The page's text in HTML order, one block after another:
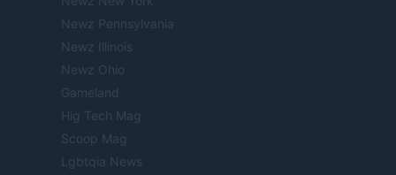
Newz Pennsylvania
Newz Illinois
Newz Ohio
Gameland
Hig Tech Mag
Scoop Mag
Lgbtqia News